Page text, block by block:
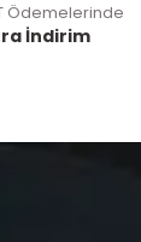
Ödemelerinde
İndirim